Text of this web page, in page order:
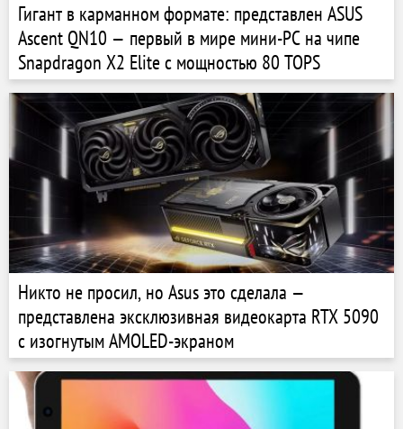
Гигант в карманном формате: представлен ASUS
Ascent QN10 — первый в мире мини-PC на чипе
Snapdragon X2 Elite с мощностью 80 TOPS
Никто не просил, но Asus это сделала —
представлена эксклюзивная видеокарта RTX 5090
с изогнутым AMOLED-экраном